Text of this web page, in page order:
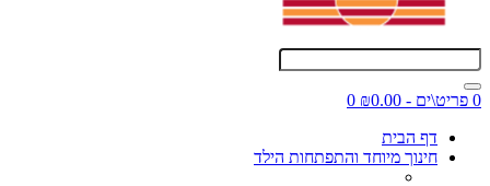
0 פריט\ים - ₪0.00
0
דף הבית
חינוך מיוחד והתפתחות הילד